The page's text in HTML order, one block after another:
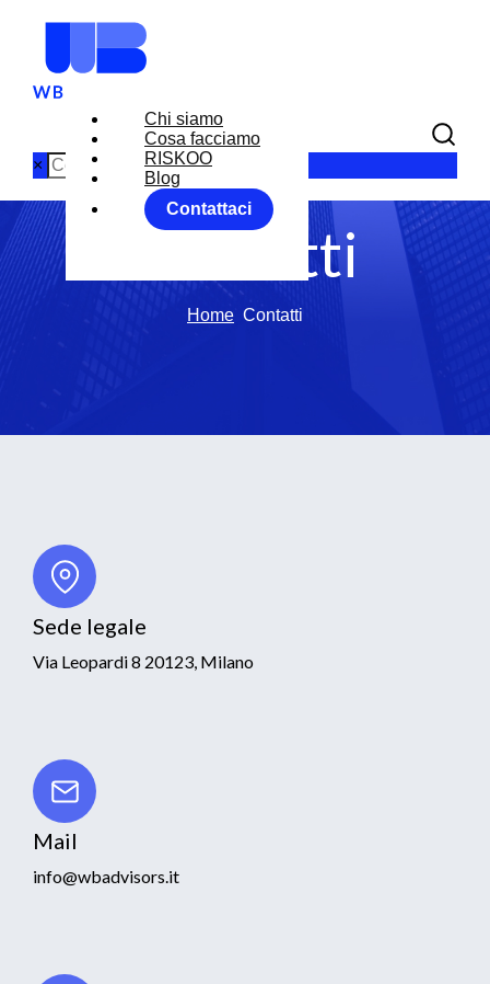
Chi siamo
Cosa facciamo
RISKOO
Blog
Contattaci
×
Contatti
Home Contatti
Sede legale
Via Leopardi 8 20123, Milano
Mail
info@wbadvisors.it